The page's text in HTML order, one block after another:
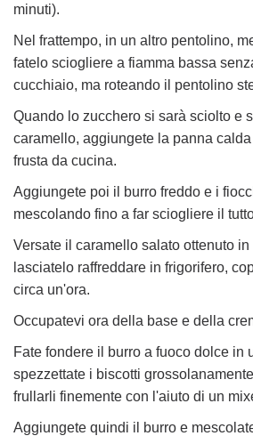
minuti).
Nel frattempo, in un altro pentolino,
fatelo sciogliere a fiamma bassa
cucchiaio, ma roteando il pentolino
Quando lo zucchero si sarà sciolto e
caramello, aggiungete la panna
frusta da cucina.
Aggiungete poi il burro freddo e i
mescolando fino a far sciogliere il
Versate il caramello salato ottenuto
lasciatelo raffreddare in frigorifero,
circa un'ora.
Occupatevi ora della base e della
Fate fondere il burro a fuoco dolce in
spezzettate i biscotti
frullarli finemente con l'aiuto di un
Aggiungete quindi il burro e